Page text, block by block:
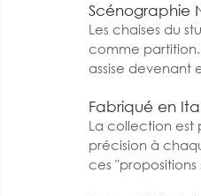
Scénographie
Les chaises du
comme
assise devenant
Fabriqué en
La collection est
précision à
ces